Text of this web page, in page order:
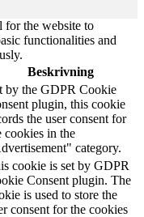
for the website to
functionalities and
Beskrivning
by the GDPR Cookie
plugin, this cookie
the user consent for
cookies in the
category.
cookie is set by GDPR
Consent plugin. The
is used to store the
consent for the cookies